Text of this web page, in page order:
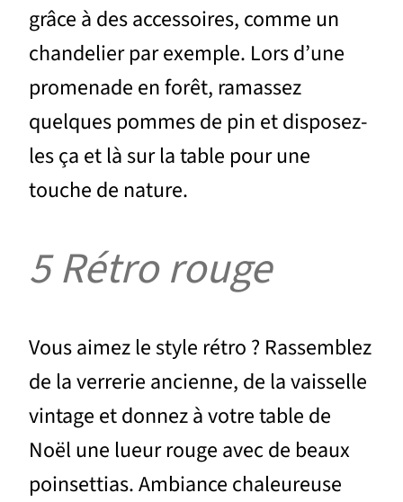
grâce à des accessoires, comme un
chandelier par exemple. Lors d’une
promenade en forêt, ramassez
quelques pommes de pin et disposez-
les ça et là sur la table pour une
touche de nature.
5 Rétro rouge
Vous aimez le style rétro ? Rassemblez
de la verrerie ancienne, de la vaisselle
vintage et donnez à votre table de
Noël une lueur rouge avec de beaux
poinsettias. Ambiance chaleureuse